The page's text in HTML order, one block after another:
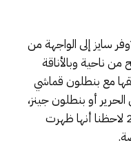
سايز إلى الواجهة من
من ناحية وبالأناقة
مع بنطلون قماشي
أو بنطلون جينز،
وفي موسم خريف وشتاء 2025-2026 لاحظنا أنها ظهرت